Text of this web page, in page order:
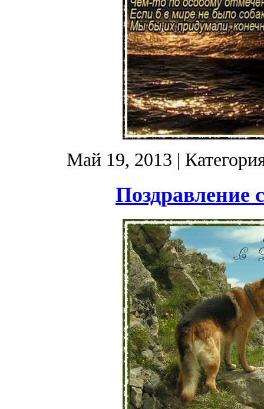
Май 19, 2013 |
Поздравление